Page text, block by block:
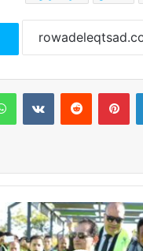
لينكدإن بينتيريست